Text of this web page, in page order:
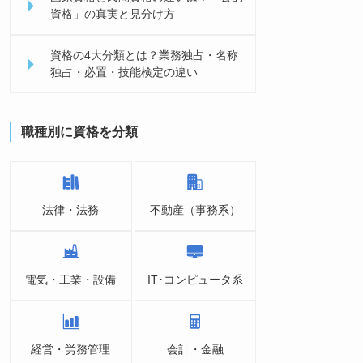
資格」の真実と見分け方
資格の4大分類とは？業務独占・名称
独占・必置・技能検定の違い
職種別に資格を分類
法律・法務 不動産（事務系）
電気・工業・設備 IT･コンピュータ系
経営・労務管理 会計・金融